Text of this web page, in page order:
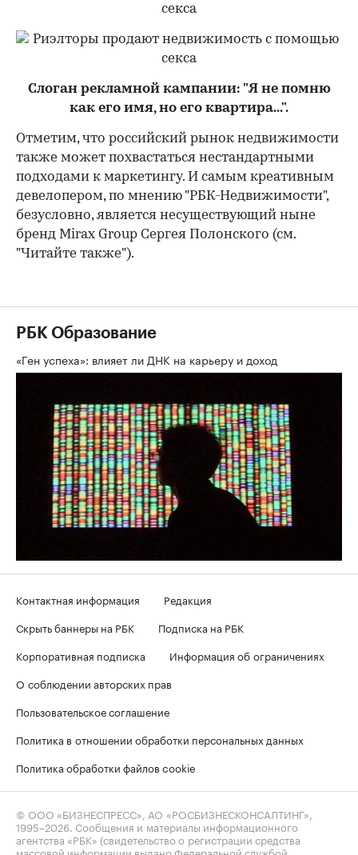
Слоган рекламной кампании: "Я не помню
как его имя, но его квартира...".
Отметим, что российский рынок недвижимости
также может похвастаться нестандартными
подходами к маркетингу. И самым креативным
девелопером, по мнению "РБК-Недвижимости",
безусловно, является несуществующий ныне
бренд Mirax Group Сергея Полонского (см.
"Читайте также").
РБК Образование
«Ген успеха»: влияет ли ДНК на карьеру и доход
Контактная информация
Редакция
Скрыть баннеры на РБК
Подписка на РБК
Корпоративная подписка
Информация об ограничениях
О соблюдении авторских прав
Пользовательское соглашение
Политика в отношении обработки персональных данных
Политика обработки файлов cookie
© ООО «БИЗНЕСПРЕСС», АО «РОСБИЗНЕСКОНСАЛТИНГ»,
1995–2026. Сообщения и материалы информационного
агентства «РБК» (свидетельство о регистрации средства